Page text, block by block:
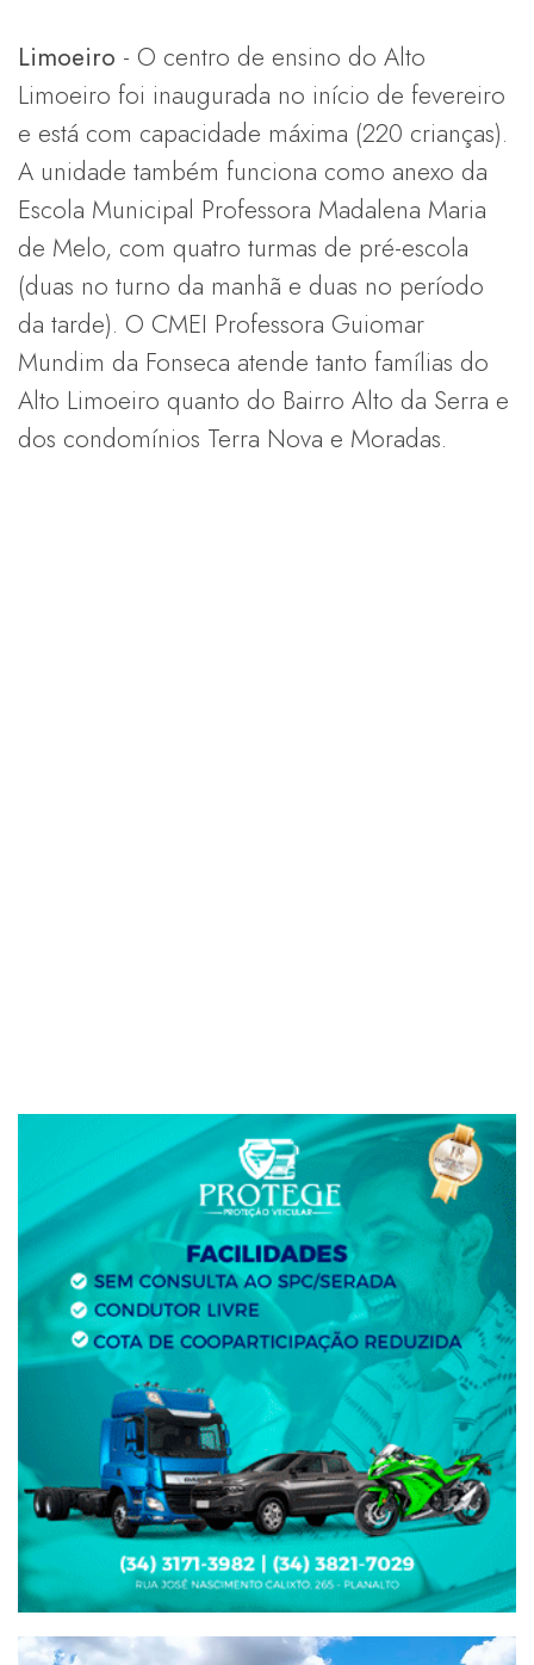
Limoeiro - O centro de ensino do Alto
Limoeiro foi inaugurada no início de fevereiro
e está com capacidade máxima (220 crianças).
A unidade também funciona como anexo da
Escola Municipal Professora Madalena Maria
de Melo, com quatro turmas de pré-escola
(duas no turno da manhã e duas no período
da tarde). O CMEI Professora Guiomar
Mundim da Fonseca atende tanto famílias do
Alto Limoeiro quanto do Bairro Alto da Serra e
dos condomínios Terra Nova e Moradas.